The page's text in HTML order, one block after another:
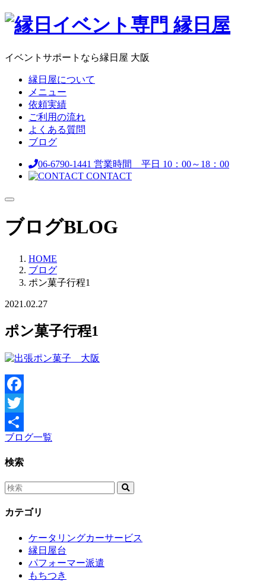
イベントサポートなら縁日屋 大阪
縁日屋について
メニュー
依頼実績
ご利用の流れ
よくある質問
ブログ
06-6790-1441 営業時間 平日 10：00～18：00
CONTACT
ブログBLOG
HOME
ブログ
ポン菓子行程1
2021.02.27
ポン菓子行程1
Facebook
Twitter
共
有
ブログ一覧
検索
カテゴリ
ケータリングカーサービス
縁日屋台
パフォーマー派遣
もちつき